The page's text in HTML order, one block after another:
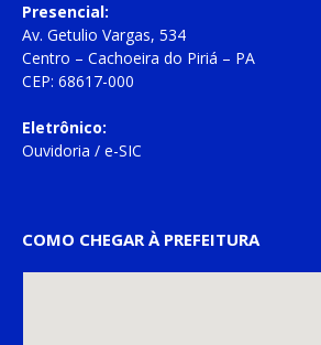
Presencial:
Av. Getulio Vargas, 534
Centro – Cachoeira do Piriá – PA
CEP: 68617-000
Eletrônico:
Ouvidoria / e-SIC
COMO CHEGAR À PREFEITURA